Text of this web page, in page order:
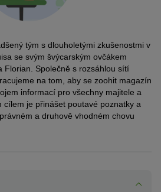
tým s dlouholetými zkušenostmi v
se svým švýcarským ovčákem
Florian. Společně s rozsáhlou sítí
na tom, aby se zoohit magazín
informací pro všechny majitele a
cílem je přinášet poutavé poznatky a
a druhově vhodném chovu